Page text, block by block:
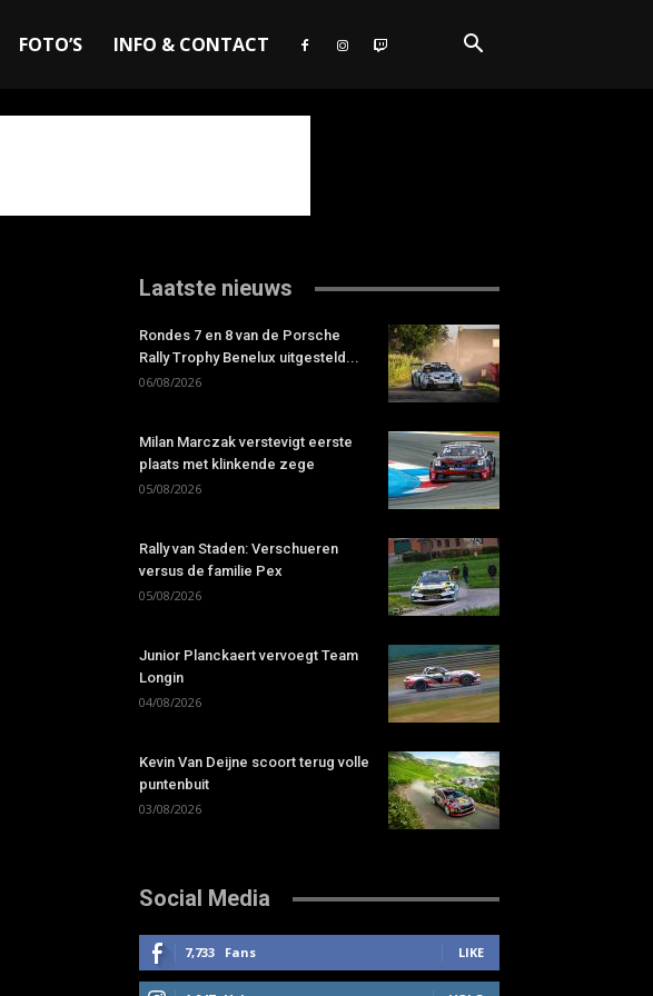
FOTO’S INFO & CONTACT
Laatste nieuws
Rondes 7 en 8 van de Porsche
Rally Trophy Benelux uitgesteld...
06/08/2026
Milan Marczak verstevigt eerste
plaats met klinkende zege
05/08/2026
Rally van Staden: Verschueren
versus de familie Pex
05/08/2026
Junior Planckaert vervoegt Team
Longin
04/08/2026
Kevin Van Deijne scoort terug volle
puntenbuit
03/08/2026
Social Media
7,733 Fans LIKE